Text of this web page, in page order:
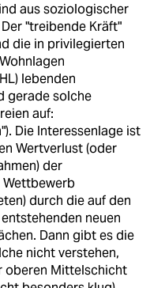
aus soziologischer
"treibende Kräft"
die in privilegierten
lebenden
gerade solche
auf:
Die Interessenlage ist
Wertverlust (oder
der
durch die auf den
neuen
Dann gibt es die
nicht verstehen,
oberen Mittelschicht